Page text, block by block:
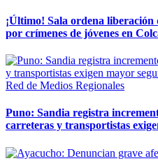
¡Último! Sala ordena liberación
por crímenes de jóvenes en
Red de Medios Regionales
Puno: Sandia registra
carreteras y transportistas